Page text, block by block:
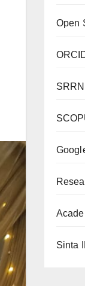
Open
SRRN
Sinta